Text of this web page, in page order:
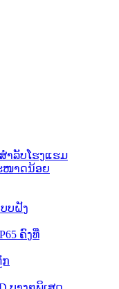
ຳລັບໂຮງແຮມ
ໜາດນ້ອຍ
ບຝັງ
ຄົງທີ່
ກ